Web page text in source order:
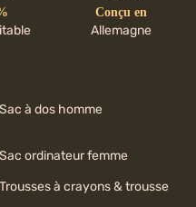
Conçu en
Allemagne
Sac à dos homme
Sac ordinateur femme
Trousses à crayons & trousse